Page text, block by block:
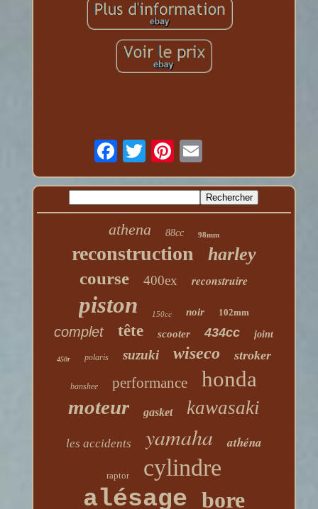
athena 88cc 98mm
reconstruction harley
course 400ex reconstruire
piston 150cc noir 102mm
complet tête scooter 434cc joint
450r polaris suzuki wiseco stroker
banshee performance honda
moteur gasket kawasaki
les accidents yamaha athéna
raptor cylindre
alésage bore